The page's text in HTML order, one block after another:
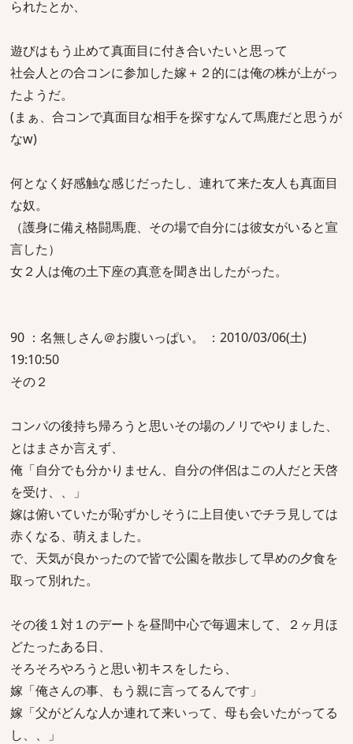
られたとか、
遊びはもう止めて真面目に付き合いたいと思って
社会人との合コンに参加した嫁＋２的には俺の株が上がっ
たようだ。
(まぁ、合コンで真面目な相手を探すなんて馬鹿だと思うが
なw)
何となく好感触な感じだったし、連れて来た友人も真面目
な奴。
（護身に備え格闘馬鹿、その場で自分には彼女がいると宣
言した）
女２人は俺の土下座の真意を聞き出したがった。
90 ：名無しさん＠お腹いっぱい。 ：2010/03/06(土)
19:10:50
その２
コンパの後持ち帰ろうと思いその場のノリでやりました、
とはまさか言えず、
俺「自分でも分かりません、自分の伴侶はこの人だと天啓
を受け、、」
嫁は俯いていたが恥ずかしそうに上目使いでチラ見しては
赤くなる、萌えました。
で、天気が良かったので皆で公園を散歩して早めの夕食を
取って別れた。
その後１対１のデートを昼間中心で毎週末して、２ヶ月ほ
どたったある日、
そろそろやろうと思い初キスをしたら、
嫁「俺さんの事、もう親に言ってるんです」
嫁「父がどんな人か連れて来いって、母も会いたがってる
し、、」